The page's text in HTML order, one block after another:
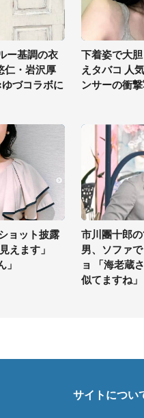
ー基調の衣
仁・岩沢厚
づコラボに
下着姿で大
えタバコ 人
ンサーの衝
ョット披露
えます」
」
市川團十郎
男、ソファ
ョ 「海老蔵
似てますね
サイトについ